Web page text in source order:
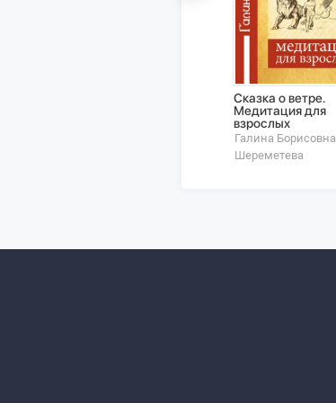
Сказка о ветре.
Медитация для
взрослых
Галина Борисовна
Шереметева